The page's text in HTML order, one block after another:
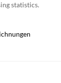
statistics.